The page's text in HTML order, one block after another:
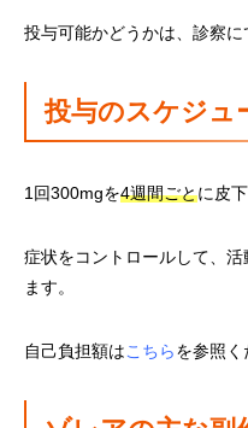
投与可能かどうかは、診察に
投与のスケジュ
1回300mgを4週間ごとに皮
症状をコントロールして、
ます。
自己負担額はこちらを参照く